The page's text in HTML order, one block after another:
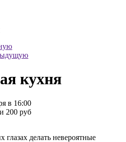
кухня
в 16:00
200 руб
делать невероятные